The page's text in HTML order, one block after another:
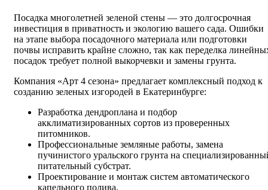
Посадка многолетней зеленой стены — это долгосрочная
инвестиция в приватность и экологию вашего сада. Ошибки
на этапе выбора посадочного материала или подготовки
почвы исправить крайне сложно, так как переделка
посадок требует полной выкорчевки и замены грунта.
Компания «Арт 4 сезона» предлагает комплексный подход к
созданию зеленых изгородей в Екатеринбурге:
Разработка дендроплана и подбор
акклиматизированных сортов из проверенных
питомников.
Профессиональные земляные работы, замена
пучинистого уральского грунта на
питательный субстрат.
Проектирование и монтаж систем автоматического
капельного полива.